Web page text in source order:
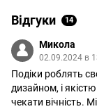
Відгуки 14
Микола
02.09.2024 в
Подіки роблять
дизайном, і
чекати вічність.